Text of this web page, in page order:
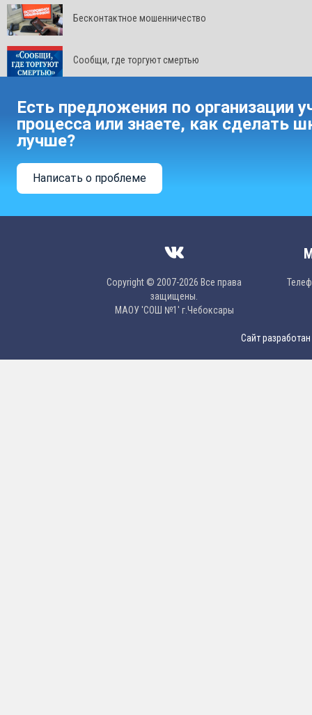
Бесконтактное мошенничество
Сообщи, где торгуют смертью
Есть предложения по организации
процесса или знаете, как сделать
лучше?
Написать о проблеме
Copyright © 2007-2026 Все права
защищены.
МAОУ 'CОШ №1' г.Чебоксары
Сайт